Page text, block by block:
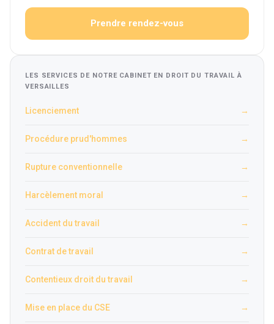
Prendre rendez-vous
LES SERVICES DE NOTRE CABINET EN DROIT DU TRAVAIL À
VERSAILLES
Licenciement →
Procédure prud'hommes →
Rupture conventionnelle →
Harcèlement moral →
Accident du travail →
Contrat de travail →
Contentieux droit du travail →
Mise en place du CSE →